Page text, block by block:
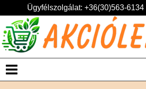
Ügyfélszolgálat: +36(30)563-6134